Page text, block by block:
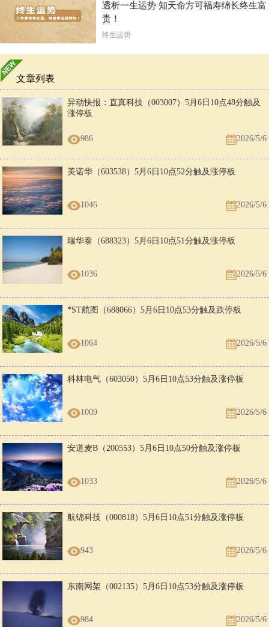
透析一生运势 知天命方可福寿绵长终生富
贵！
终生运势
文章列表
异动快报：直真科技（003007）5月6日10点48分触及
涨停板
986 2026/5/6
美诺华（603538）5月6日10点52分触及涨停板
1046 2026/5/6
瑞华泰（688323）5月6日10点51分触及涨停板
1036 2026/5/6
*ST航图（688066）5月6日10点53分触及跌停板
1064 2026/5/6
科林电气（603050）5月6日10点53分触及涨停板
1009 2026/5/6
安道麦B（200553）5月6日10点50分触及涨停板
1033 2026/5/6
航锦科技（000818）5月6日10点51分触及涨停板
943 2026/5/6
东南网架（002135）5月6日10点53分触及涨停板
984 2026/5/6